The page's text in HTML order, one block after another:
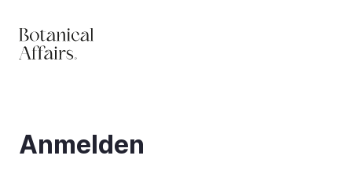
zum
Inhalt
Anmelden